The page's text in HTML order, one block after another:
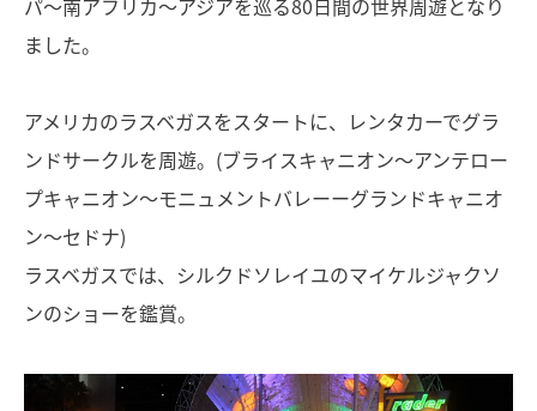
パ〜南アフリカ〜アジアを巡る80日間の世界周遊となり
ました。
アメリカのラスベガスをスタートに、レンタカーでグラ
ンドサークルを周遊。(ブライスキャニオン〜アンテロー
プキャニオン〜モニュメントバレーーグランドキャニオ
ン〜セドナ)
ラスベガスでは、シルクドソレイユのマイケルジャクソ
ンのショーを鑑賞。